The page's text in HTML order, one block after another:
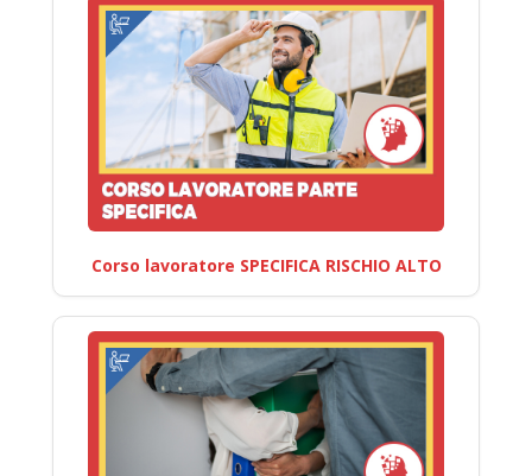
Corso lavoratore SPECIFICA RISCHIO ALTO